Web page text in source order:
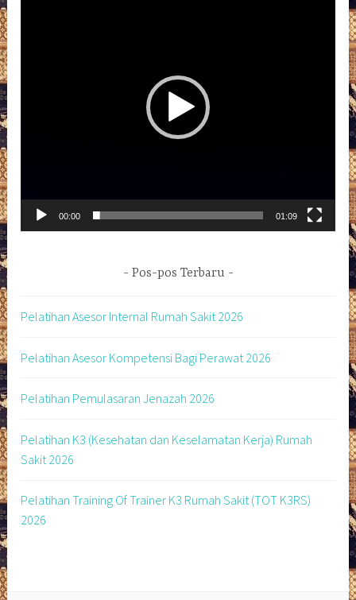
00:00 01:09
Pos-pos Terbaru
Pelatihan Asesor Internal Rumah Sakit 2026
Pelatihan Asesor Kompetensi Bagi Perawat 2026
Pelatihan Pemulasaran Jenazah 2026
Pelatihan K3 (Kesehatan dan Keselamatan Kerja) Rumah
Sakit 2026
Pelatihan Training Of Trainer K3 Rumah Sakit (TOT K3RS)
2026